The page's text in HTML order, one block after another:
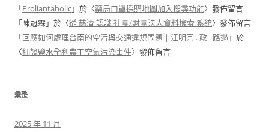
「Proliantaholic」於〈藥局口罩採購地圖加入搜尋功能〉發佈留言
「陳冠霖」於〈從 慈濟 認識 社團/財團法人資料檢索 系統〉發佈留言
「回應如何處理台南的空污與交通違規問題 | 江明宗 . 政 . 路過 」於
〈細談鹽水全利農工空氣污染事件〉發佈留言
彙整
2025 年 11 月